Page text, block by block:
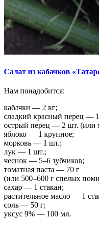
Салат из кабачков
Нам понадобится:
кабачки — 2 кг;
сладкий красный перец —
острый перец — 2 шт. (или
яблоко — 1 крупное;
морковь — 1 шт.;
лук — 1 шт.;
чеснок — 5–6 зубчиков;
томатная паста — 70 г
(или 500–600 г спелых
сахар — 1 стакан;
растительное масло — 1
соль — 50 г;
уксус 9% — 100 мл.